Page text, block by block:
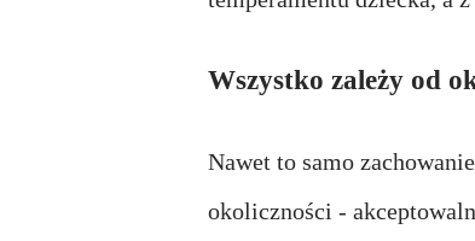
Wszystko zależy od
Nawet to samo
okoliczności -